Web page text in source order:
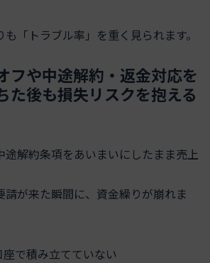
「トラブル率」を重く見られます。
フや中途解約・返金対応を
た後も損失リスクを抱える
途解約条項をあいまいにしたまま売上
が来た瞬間に、資金繰りが崩れま
で積み立てていない